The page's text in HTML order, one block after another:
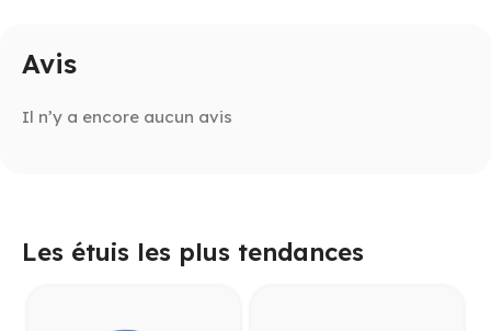
Avis
Il n’y a encore aucun avis
Les étuis les plus tendances